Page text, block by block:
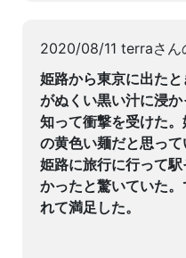
2020/08/11 terraさん
姫路から東京に出た
がぬくい黒い汁に浸
知って衝撃を受けた
の黄色い麺だと思っ
姫路に旅行に行って
かったと驚いていた
れて満足した。